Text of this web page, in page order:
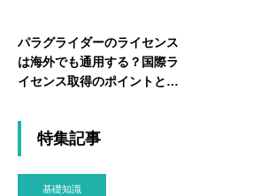
パラグライダーのライセンス
は海外でも通用する？国際ラ
イセンス取得のポイントと注
特集記事
基礎知識